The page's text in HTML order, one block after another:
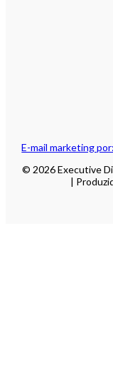
E-mail marketing por:
© 2026 Executive
|